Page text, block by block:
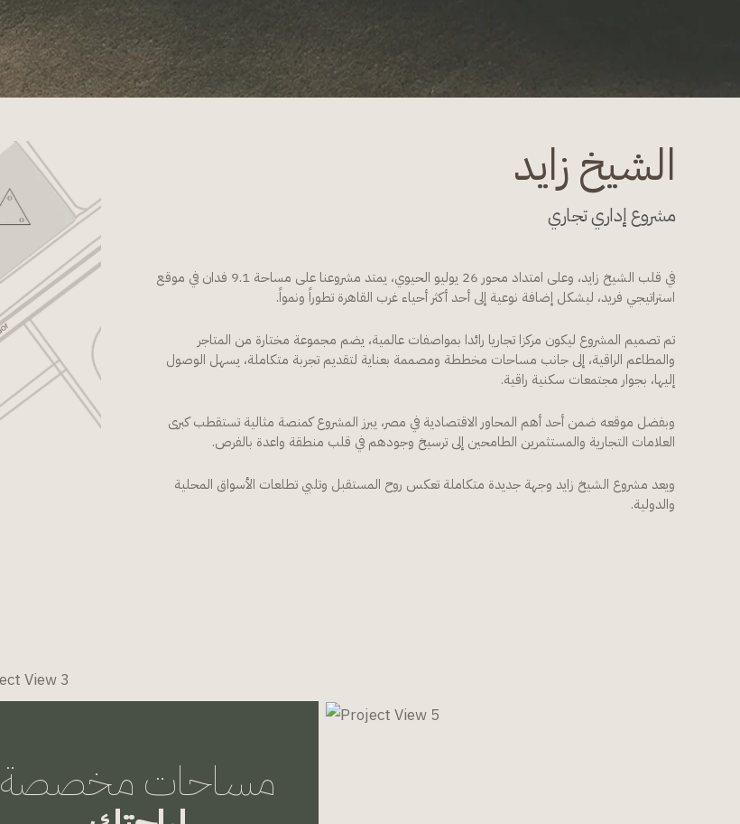
الشيخ زايد
مشروع إداري تجاري
في قلب الشيخ زايد، وعلى امتداد محور 26 يوليو الحيوي، يمتد مشروعنا على مساحة 9.1 فدان في موقع
استراتيجي فريد، ليشكل إضافة نوعية إلى أحد أكثر أحياء غرب القاهرة تطوراً ونمواً.
تم تصميم المشروع ليكون مركزا تجاريا رائدا بمواصفات عالمية، يضم مجموعة مختارة من المتاجر
والمطاعم الراقية، إلى جانب مساحات مخططة ومصممة بعناية لتقديم تجربة متكاملة، يسهل الوصول
إليها، بجوار مجتمعات سكنية راقية.
وبفضل موقعه ضمن أحد أهم المحاور الاقتصادية في مصر، يبرز المشروع كمنصة مثالية تستقطب كبرى
العلامات التجارية والمستثمرين الطامحين إلى ترسيخ وجودهم في قلب منطقة واعدة بالفرص.
ويعد مشروع الشيخ زايد وجهة جديدة متكاملة تعكس روح المستقبل وتلبي تطلعات الأسواق المحلية
والدولية.
مساحات مخصصة